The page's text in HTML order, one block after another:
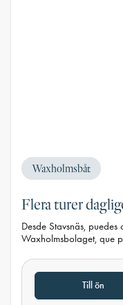
Waxholmsbåt
Flera turer
Desde Stavsnäs,
Waxholmsbolaget, que
Till ön